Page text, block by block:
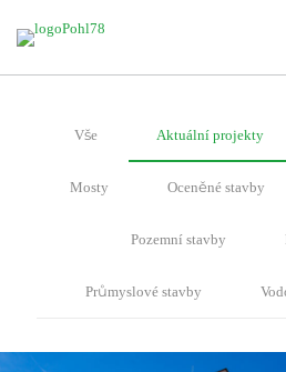
Vše Aktuální projekty
Mosty Oceněné stavby
Pozemní stavby
Průmyslové stavby